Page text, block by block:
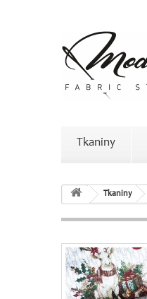
Tkaniny
Tkaniny